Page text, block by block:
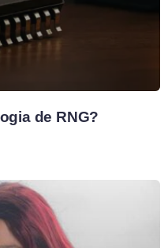
de RNG?